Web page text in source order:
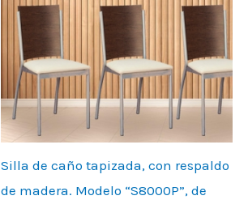
Silla de caño tapizada, con respaldo
de madera. Modelo “S8000P”, de